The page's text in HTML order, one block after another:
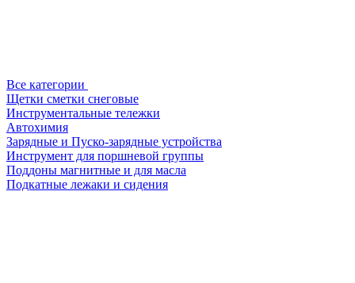
Все категории
Щетки сметки снеговые
Инструментальные тележки
Автохимия
Зарядные и Пуско-зарядные устройства
Инструмент для поршневой группы
Поддоны магнитные и для масла
Подкатные лежаки и сидения